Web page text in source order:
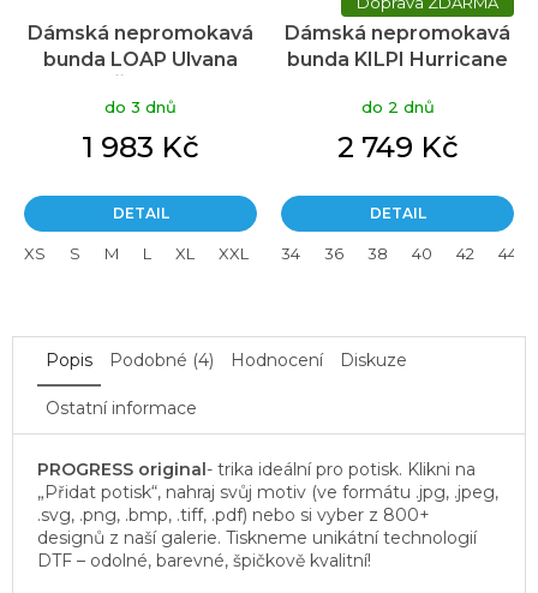
Dámská nepromokavá
bunda LOAP Ulvana
do 3 dnů
1 983 Kč
DETAIL
XS S M L XL XXL
Dámská nepromokavá
bunda KILPI Hurricane
do 2 dnů
2 749 Kč
DETAIL
34 36 38 40 42 44
Popis Podobné (4) Hodnocení Diskuze
Ostatní informace
PROGRESS original- trika ideální pro potisk. Klikni na
„Přidat potisk“, nahraj svůj motiv (ve formátu .jpg, .jpeg,
.svg, .png, .bmp, .tiff, .pdf) nebo si vyber z 800+
designů z naší galerie. Tiskneme unikátní technologií
DTF – odolné, barevné, špičkově kvalitní!